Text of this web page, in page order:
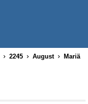
2245 August
Mariä